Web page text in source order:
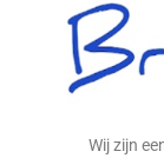
Wij zijn